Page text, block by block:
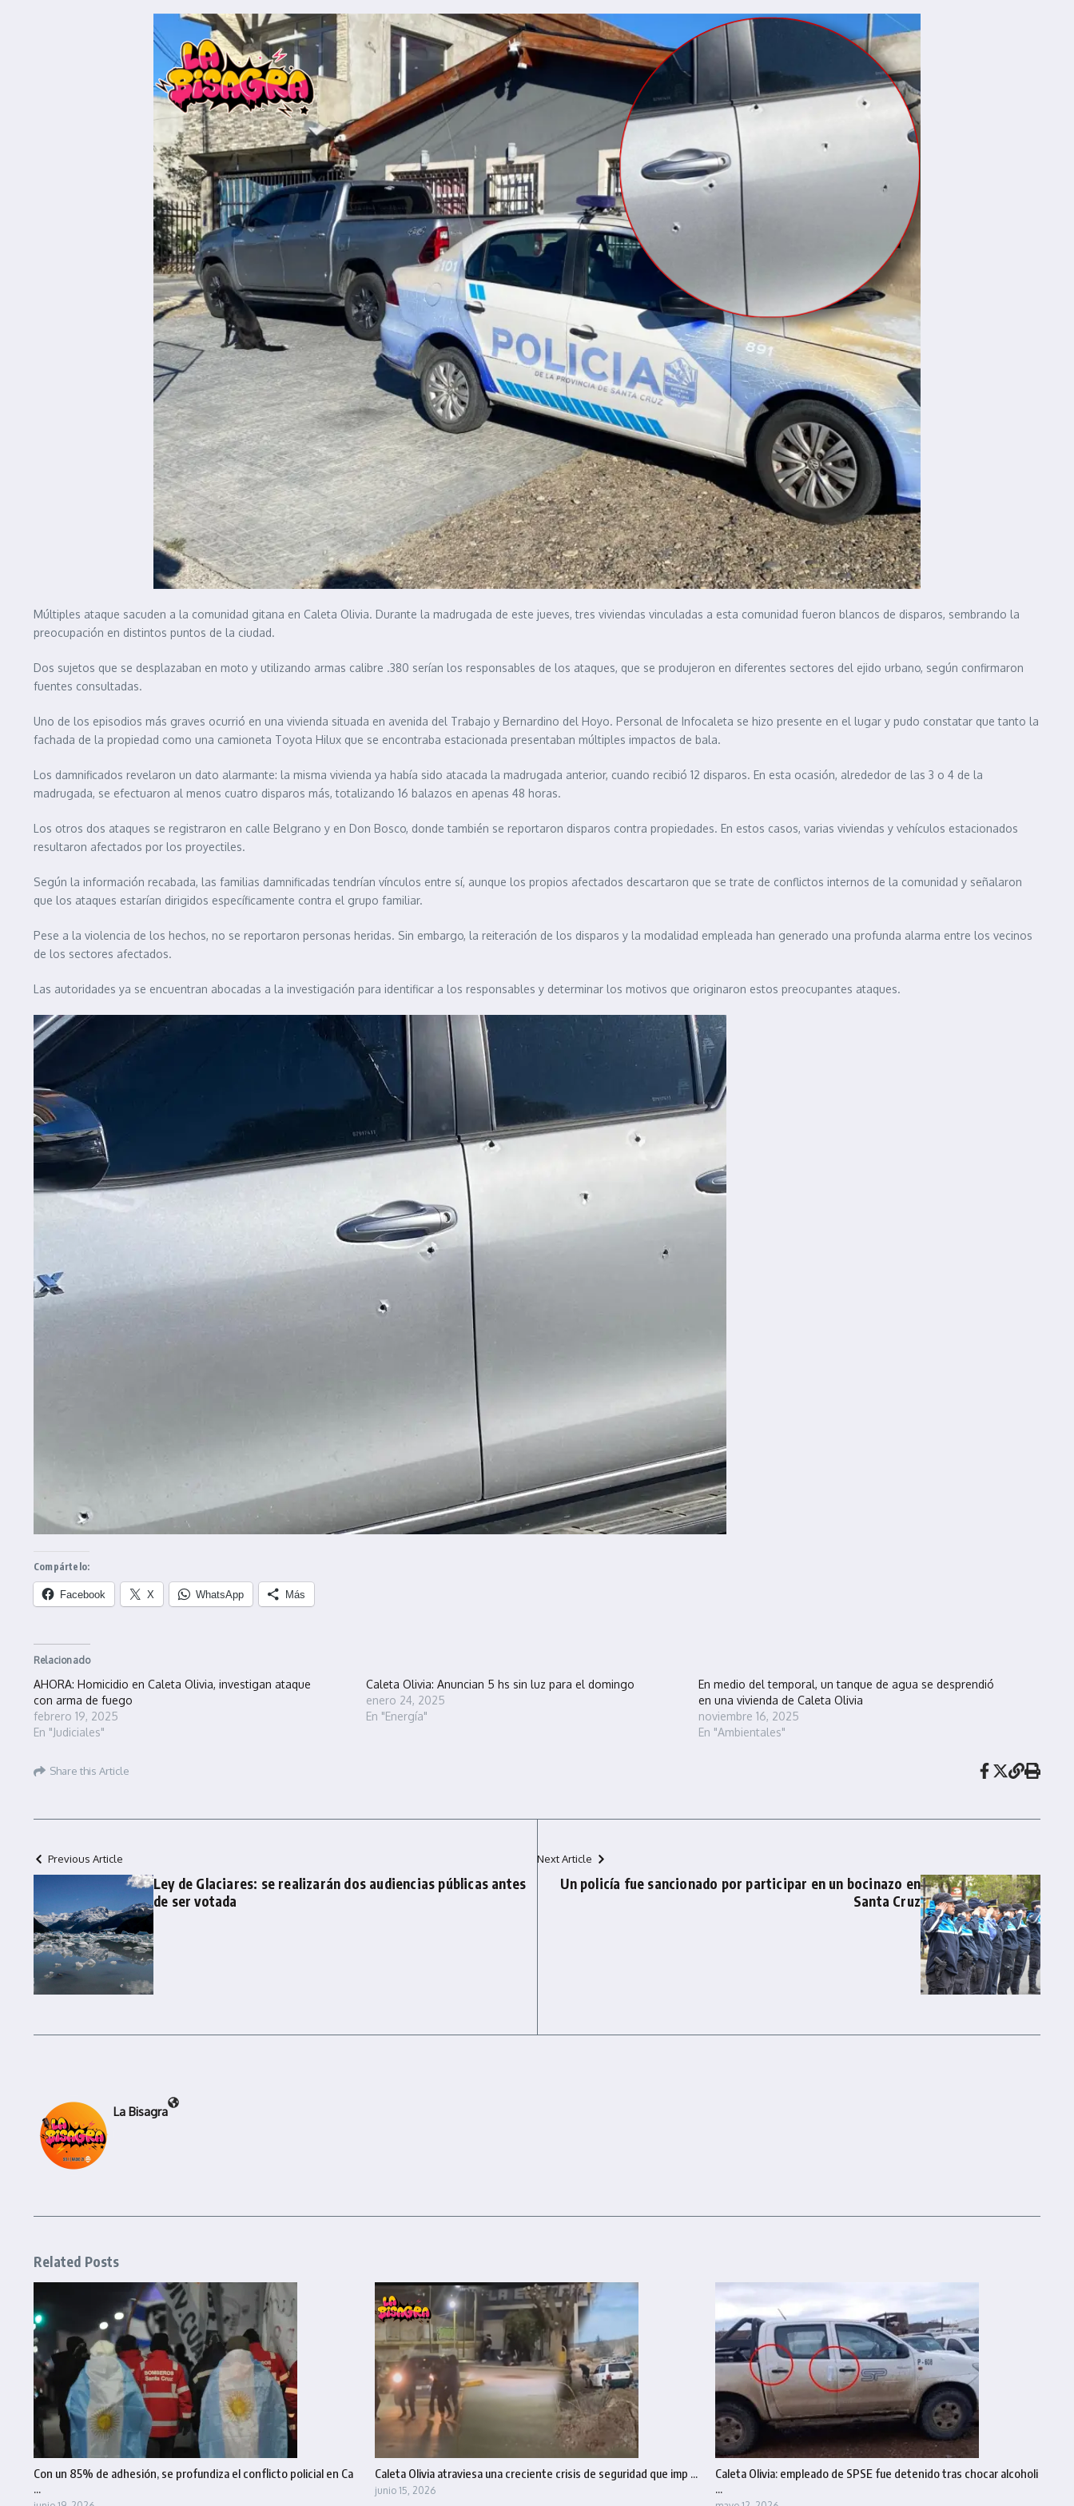
Múltiples ataque sacuden a la comunidad gitana en Caleta Olivia. Durante la madrugada de este jueves, tres viviendas vinculadas a esta comunidad fueron blancos de disparos, sembrando la
preocupación en distintos puntos de la ciudad.
Dos sujetos que se desplazaban en moto y utilizando armas calibre .380 serían los responsables de los ataques, que se produjeron en diferentes sectores del ejido urbano, según confirmaron
fuentes consultadas.
Uno de los episodios más graves ocurrió en una vivienda situada en avenida del Trabajo y Bernardino del Hoyo. Personal de Infocaleta se hizo presente en el lugar y pudo constatar que tanto la
fachada de la propiedad como una camioneta Toyota Hilux que se encontraba estacionada presentaban múltiples impactos de bala.
Los damnificados revelaron un dato alarmante: la misma vivienda ya había sido atacada la madrugada anterior, cuando recibió 12 disparos. En esta ocasión, alrededor de las 3 o 4 de la
madrugada, se efectuaron al menos cuatro disparos más, totalizando 16 balazos en apenas 48 horas.
Los otros dos ataques se registraron en calle Belgrano y en Don Bosco, donde también se reportaron disparos contra propiedades. En estos casos, varias viviendas y vehículos estacionados
resultaron afectados por los proyectiles.
Según la información recabada, las familias damnificadas tendrían vínculos entre sí, aunque los propios afectados descartaron que se trate de conflictos internos de la comunidad y señalaron
que los ataques estarían dirigidos específicamente contra el grupo familiar.
Pese a la violencia de los hechos, no se reportaron personas heridas. Sin embargo, la reiteración de los disparos y la modalidad empleada han generado una profunda alarma entre los vecinos
de los sectores afectados.
Las autoridades ya se encuentran abocadas a la investigación para identificar a los responsables y determinar los motivos que originaron estos preocupantes ataques.
Compártelo:
Facebook X WhatsApp Más
Relacionado
AHORA: Homicidio en Caleta Olivia, investigan ataque
con arma de fuego
febrero 19, 2025
En "Judiciales"
Caleta Olivia: Anuncian 5 hs sin luz para el domingo
enero 24, 2025
En "Energía"
En medio del temporal, un tanque de agua se desprendió
en una vivienda de Caleta Olivia
noviembre 16, 2025
En "Ambientales"
Share this Article
Previous Article
Ley de Glaciares: se realizarán dos audiencias públicas antes
de ser votada
Next Article
Un policía fue sancionado por participar en un bocinazo en
Santa Cruz
La Bisagra
Related Posts
Con un 85% de adhesión, se profundiza el conflicto policial en Ca
...
Caleta Olivia atraviesa una creciente crisis de seguridad que imp ...
junio 15, 2026
Caleta Olivia: empleado de SPSE fue detenido tras chocar alcoholi
...